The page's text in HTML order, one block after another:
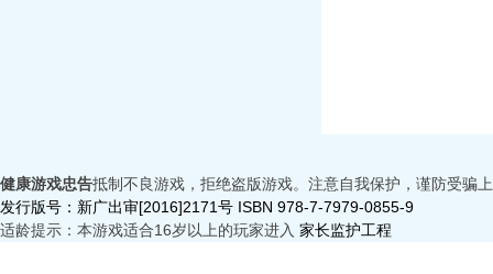
健康游戏忠告抵制不良游戏，拒绝盗版游戏。注意自我保护，谨防受骗
发行版号：新广出审[2016]2171号 ISBN 978-7-7979-0855-9
适龄提示：本游戏适合16岁以上的玩家进入 家长监护工程